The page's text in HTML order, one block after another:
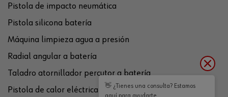
Pistola de impacto neumática
Pistola silicona batería
Máquina limpieza agua a presión
Radial angular a batería
Taladro atornillador percutor a batería
Pistola de calor eléctrica
👋 ¿Tienes una consulta? Estamos